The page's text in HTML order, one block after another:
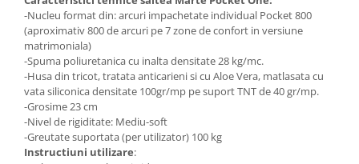
-Nucleu format din: arcuri impachetate individual Pocket 800
(aproximativ 800 de arcuri pe 7 zone de confort in versiune
matrimoniala)
-Spuma poliuretanica cu inalta densitate 28 kg/mc.
-Husa din tricot, tratata anticarieni si cu Aloe Vera, matlasata cu
vata siliconica densitate 100gr/mp pe suport TNT de 40 gr/mp.
-Grosime 23 cm
-Nivel de rigiditate: Mediu-soft
-Greutate suportata (per utilizator) 100 kg
Instructiuni utilizare: